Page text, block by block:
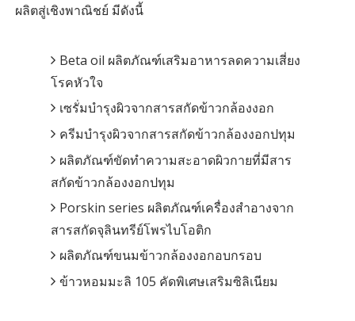
ผลิตสู่เชิงพาณิชย์ มีดังนี้
Beta oil ผลิตภัณฑ์เสริมอาหารลดความเสี่ยง
โรคหัวใจ
เซรั่มบำรุงผิวจากสารสกัดข้าวกล้องงอก
ครีมบำรุงผิวจากสารสกัดข้าวกล้องงอกปทุม
ผลิตภัณฑ์ขัดทำความสะอาดผิวกายที่มีสาร
สกัดข้าวกล้องงอกปทุม
Porskin series ผลิตภัณฑ์เครื่องสำอางจาก
สารสกัดจุลินทรีย์โพรไบโอติก
ผลิตภัณฑ์ขนมข้าวกล้องงอกอบกรอบ
ข้าวหอมมะลิ 105 คัดพิเศษเสริมซิลิเนียม